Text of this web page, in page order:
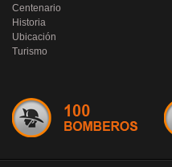
Centenario
Historia
Ubicación
Turismo